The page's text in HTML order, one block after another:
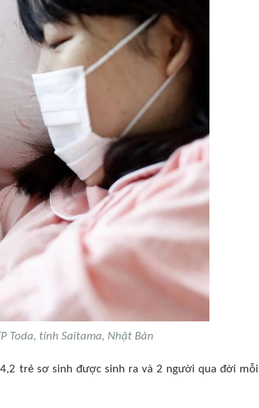
Toda, tỉnh Saitama, Nhật Bản
trẻ sơ sinh được sinh ra và 2 người qua đời mỗi